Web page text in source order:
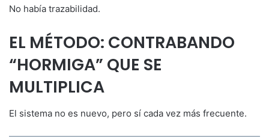
No había trazabilidad.
EL MÉTODO: CONTRABANDO
“HORMIGA” QUE SE
MULTIPLICA
El sistema no es nuevo, pero sí cada vez más frecuente.